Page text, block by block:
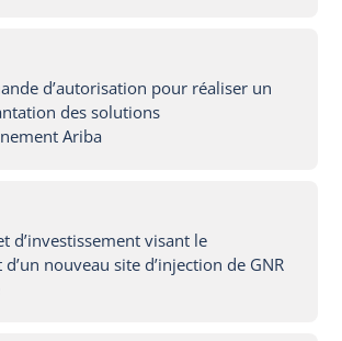
d’autorisation pour réaliser un
des solutions
Ariba
d’investissement visant le
nouveau site d’injection de GNR